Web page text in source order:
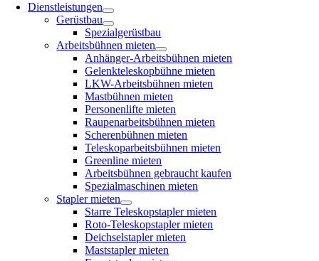
Dienstleistungen
Gerüstbau
Spezialgerüstbau
Arbeitsbühnen mieten
Anhänger-Arbeitsbühnen mieten
Gelenkteleskopbühne mieten
LKW-Arbeitsbühnen mieten
Mastbühnen mieten
Personenlifte mieten
Raupenarbeitsbühnen mieten
Scherenbühnen mieten
Teleskoparbeitsbühnen mieten
Greenline mieten
Arbeitsbühnen gebraucht kaufen
Spezialmaschinen mieten
Stapler mieten
Starre Teleskopstapler mieten
Roto-Teleskopstapler mieten
Deichselstapler mieten
Maststapler mieten